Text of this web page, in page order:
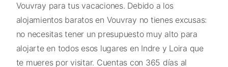
Vouvray para tus vacaciones. Debido a los
alojamientos baratos en Vouvray no tienes excusas:
no necesitas tener un presupuesto muy alto para
alojarte en todos esos lugares en Indre y Loira que
te mueres por visitar. Cuentas con 365 días al